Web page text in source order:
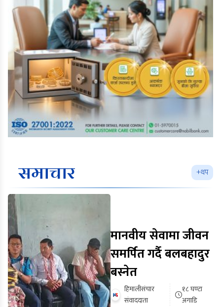
समाचार +थप
मानवीय सेवामा जीवन
समर्पित गर्दै बलबहादुर
बस्नेत
हिमालीसंचार
संवाददाता
१८ घण्टा
अगाडि